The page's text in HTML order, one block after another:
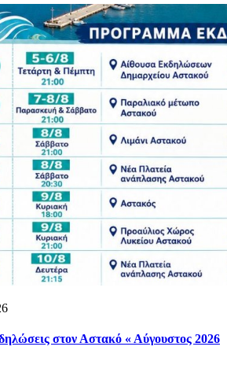
στον Αστακό « Αύγουστος 2026